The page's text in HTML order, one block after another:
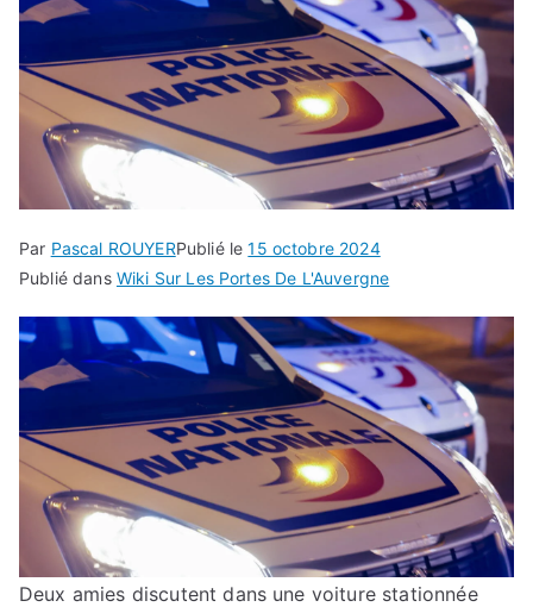
Par Pascal ROUYERPublié le15 octobre 2024
Publié dans Wiki Sur Les Portes De L'Auvergne
Deux amies discutent dans une voiture stationnée